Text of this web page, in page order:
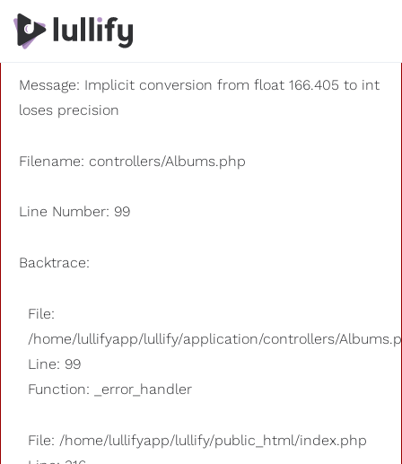
A PHP Error was encountered
Severity: 8192
Message: Implicit conversion from float 166.405 to int
loses precision
Filename: controllers/Albums.php
Line Number: 99
Backtrace:
File:
/home/lullifyapp/lullify/application/controllers/
Line: 99
Function: _error_handler
File: /home/lullifyapp/lullify/public_html/index.php